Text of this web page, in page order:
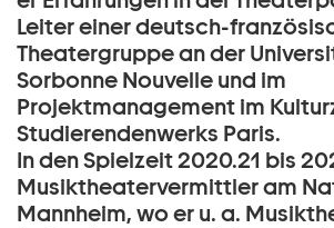
Leiter einer deutsch-
Theatergruppe an der
Sorbonne Nouvelle und im
Projektmanagement im
Studierendenwerks Paris.
In den Spielzeit 2020.21 bis
Musiktheatervermittler am
Mannheim, wo er u. a.